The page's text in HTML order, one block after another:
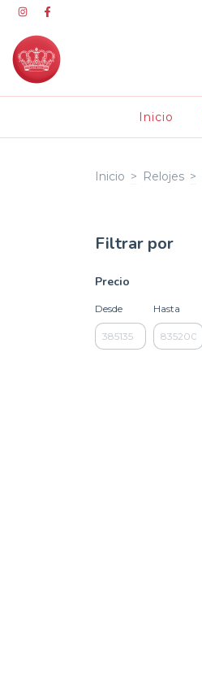
Inicio
Inicio > Relojes >
Filtrar por
Precio
Desde Hasta